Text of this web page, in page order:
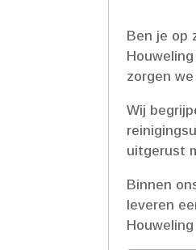
Ben je op
zorgen
Wij
uitgerust
Binnen
leveren